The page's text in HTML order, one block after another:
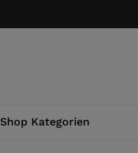
Shop Kategorien